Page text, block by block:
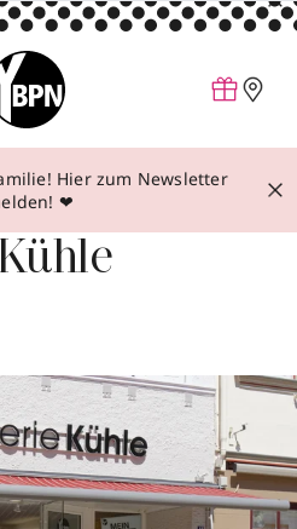
Hier zum Newsletter
❤